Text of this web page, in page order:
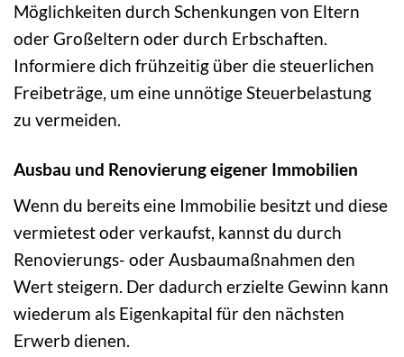
Möglichkeiten durch Schenkungen von Eltern
oder Großeltern oder durch Erbschaften.
Informiere dich frühzeitig über die steuerlichen
Freibeträge, um eine unnötige Steuerbelastung
zu vermeiden.
Ausbau und Renovierung eigener Immobilien
Wenn du bereits eine Immobilie besitzt und diese
vermietest oder verkaufst, kannst du durch
Renovierungs- oder Ausbaumaßnahmen den
Wert steigern. Der dadurch erzielte Gewinn kann
wiederum als Eigenkapital für den nächsten
Erwerb dienen.